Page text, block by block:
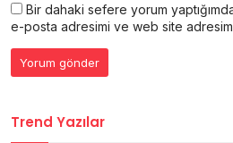
Bir dahaki sefere yorum
e-posta adresimi ve web site
Trend Yazılar